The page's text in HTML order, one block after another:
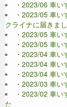
・2023/06 車
・2023/05 車
クライナに届きま
・2023/05 車
・2023/05 車
・2023/04 車
・2023/04 車
・2023/04 車
・2023/03 車
・2023/02 車
た